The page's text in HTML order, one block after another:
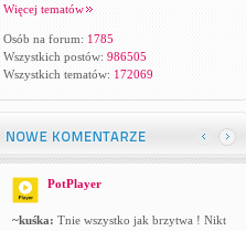
Więcej tematów
Osób na forum: 1785
Wszystkich postów: 986505
Wszystkich tematów: 172069
PotPlayer
~kuśka: Tnie wszystko jak brzytwa ! Nikt